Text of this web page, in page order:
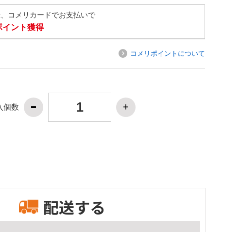
コメリカードでお支払いで
イント獲得
コメリポイントについて
個数
配送する